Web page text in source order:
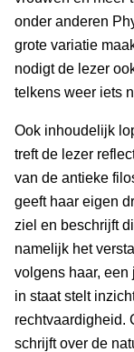
onder anderen
grote variatie
nodigt de lezer
telkens weer iets
Ook inhoudelijk
treft de lezer
van de antieke
geeft haar eigen
ziel en beschrijft
namelijk het
volgens haar,
in staat stelt
rechtvaardigheid.
schrijft over de